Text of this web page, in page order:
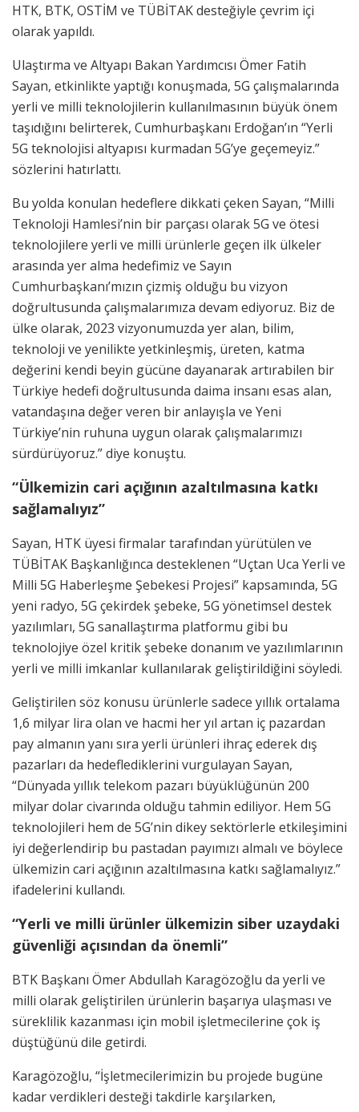
HTK, BTK, OSTİM ve TÜBİTAK desteğiyle çevrim içi
olarak yapıldı.
Ulaştırma ve Altyapı Bakan Yardımcısı Ömer Fatih
Sayan, etkinlikte yaptığı konuşmada, 5G çalışmalarında
yerli ve milli teknolojilerin kullanılmasının büyük önem
taşıdığını belirterek, Cumhurbaşkanı Erdoğan’ın “Yerli
5G teknolojisi altyapısı kurmadan 5G’ye geçemeyiz.”
sözlerini hatırlattı.
Bu yolda konulan hedeflere dikkati çeken Sayan, “Milli
Teknoloji Hamlesi’nin bir parçası olarak 5G ve ötesi
teknolojilere yerli ve milli ürünlerle geçen ilk ülkeler
arasında yer alma hedefimiz ve Sayın
Cumhurbaşkanı’mızın çizmiş olduğu bu vizyon
doğrultusunda çalışmalarımıza devam ediyoruz. Biz de
ülke olarak, 2023 vizyonumuzda yer alan, bilim,
teknoloji ve yenilikte yetkinleşmiş, üreten, katma
değerini kendi beyin gücüne dayanarak artırabilen bir
Türkiye hedefi doğrultusunda daima insanı esas alan,
vatandaşına değer veren bir anlayışla ve Yeni
Türkiye’nin ruhuna uygun olarak çalışmalarımızı
sürdürüyoruz.” diye konuştu.
“Ülkemizin cari açığının azaltılmasına katkı
sağlamalıyız”
Sayan, HTK üyesi firmalar tarafından yürütülen ve
TÜBİTAK Başkanlığınca desteklenen “Uçtan Uca Yerli ve
Milli 5G Haberleşme Şebekesi Projesi” kapsamında, 5G
yeni radyo, 5G çekirdek şebeke, 5G yönetimsel destek
yazılımları, 5G sanallaştırma platformu gibi bu
teknolojiye özel kritik şebeke donanım ve yazılımlarının
yerli ve milli imkanlar kullanılarak geliştirildiğini söyledi.
Geliştirilen söz konusu ürünlerle sadece yıllık ortalama
1,6 milyar lira olan ve hacmi her yıl artan iç pazardan
pay almanın yanı sıra yerli ürünleri ihraç ederek dış
pazarları da hedeflediklerini vurgulayan Sayan,
“Dünyada yıllık telekom pazarı büyüklüğünün 200
milyar dolar civarında olduğu tahmin ediliyor. Hem 5G
teknolojileri hem de 5G’nin dikey sektörlerle etkileşimini
iyi değerlendirip bu pastadan payımızı almalı ve böylece
ülkemizin cari açığının azaltılmasına katkı sağlamalıyız.”
ifadelerini kullandı.
“Yerli ve milli ürünler ülkemizin siber uzaydaki
güvenliği açısından da önemli”
BTK Başkanı Ömer Abdullah Karagözoğlu da yerli ve
milli olarak geliştirilen ürünlerin başarıya ulaşması ve
süreklilik kazanması için mobil işletmecilerine çok iş
düştüğünü dile getirdi.
Karagözoğlu, “İşletmecilerimizin bu projede bugüne
kadar verdikleri desteği takdirle karşılarken,